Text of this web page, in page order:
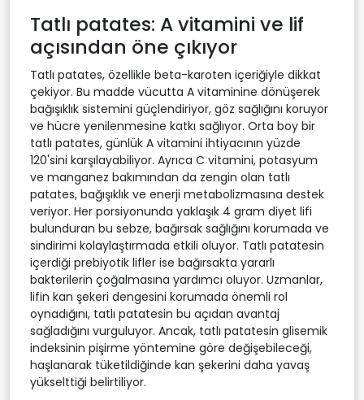
Tatlı patates: A vitamini ve lif
açısından öne çıkıyor
Tatlı patates, özellikle beta-karoten içeriğiyle dikkat
çekiyor. Bu madde vücutta A vitaminine dönüşerek
bağışıklık sistemini güçlendiriyor, göz sağlığını koruyor
ve hücre yenilenmesine katkı sağlıyor. Orta boy bir
tatlı patates, günlük A vitamini ihtiyacının yüzde
120'sini karşılayabiliyor. Ayrıca C vitamini, potasyum
ve manganez bakımından da zengin olan tatlı
patates, bağışıklık ve enerji metabolizmasına destek
veriyor. Her porsiyonunda yaklaşık 4 gram diyet lifi
bulunduran bu sebze, bağırsak sağlığını korumada ve
sindirimi kolaylaştırmada etkili oluyor. Tatlı patatesin
içerdiği prebiyotik lifler ise bağırsakta yararlı
bakterilerin çoğalmasına yardımcı oluyor. Uzmanlar,
lifin kan şekeri dengesini korumada önemli rol
oynadığını, tatlı patatesin bu açıdan avantaj
sağladığını vurguluyor. Ancak, tatlı patatesin glisemik
indeksinin pişirme yöntemine göre değişebileceği,
haşlanarak tüketildiğinde kan şekerini daha yavaş
yükselttiği belirtiliyor.